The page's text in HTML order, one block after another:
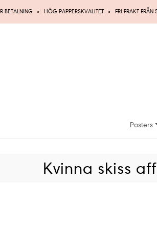
BETALNING HÖG PAPPERSKVALITET FRI FRAKT FRÅN
Posters
Kvinna skiss